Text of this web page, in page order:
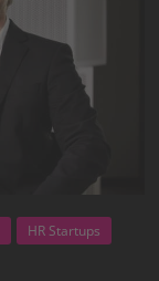
HR Startups